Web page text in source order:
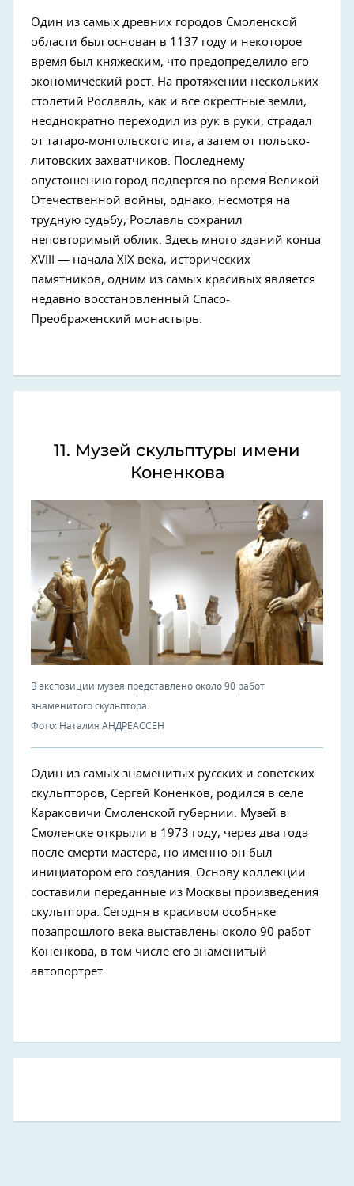
Один из самых древних городов Смоленской
области был основан в 1137 году и некоторое
время был княжеским, что предопределило его
экономический рост. На протяжении нескольких
столетий Рославль, как и все окрестные земли,
неоднократно переходил из рук в руки, страдал
от татаро-монгольского ига, а затем от польско-
литовских захватчиков. Последнему
опустошению город подвергся во время Великой
Отечественной войны, однако, несмотря на
трудную судьбу, Рославль сохранил
неповторимый облик. Здесь много зданий конца
XVIII — начала XIX века, исторических
памятников, одним из самых красивых является
недавно восстановленный Спасо-
Преображенский монастырь.
11. Музей скульптуры имени
Коненкова
В экспозиции музея представлено около 90 работ
знаменитого скульптора.
Фото: Наталия АНДРЕАССЕН
Один из самых знаменитых русских и советских
скульпторов, Сергей Коненков, родился в селе
Караковичи Смоленской губернии. Музей в
Смоленске открыли в 1973 году, через два года
после смерти мастера, но именно он был
инициатором его создания. Основу коллекции
составили переданные из Москвы произведения
скульптора. Сегодня в красивом особняке
позапрошлого века выставлены около 90 работ
Коненкова, в том числе его знаменитый
автопортрет.